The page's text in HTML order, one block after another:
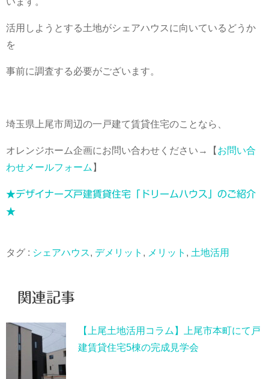
活用しようとする土地がシェアハウスに向いているどうか
を
事前に調査する必要がございます。
埼玉県上尾市周辺の一戸建て賃貸住宅のことなら、
オレンジホーム企画にお問い合わせください→【 お問い合
わせメールフォーム 】
★デザイナーズ戸建賃貸住宅「ドリームハウス」のご紹介
★
タグ : シェアハウス, デメリット , メリット , 土地活用
関連記事
【上尾土地活用コラム】上尾市本町にて戸
建賃貸住宅5棟の完成見学会